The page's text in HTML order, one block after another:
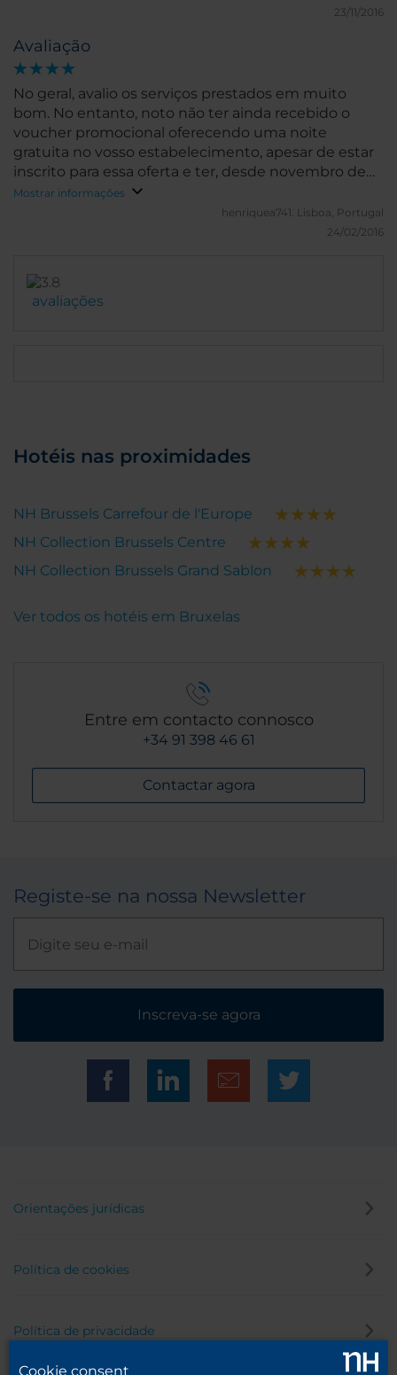
23/11/2016
Avaliação
No geral, avalio os serviços prestados em muito
bom. No entanto, noto não ter ainda recebido o
voucher promocional oferecendo uma noite
gratuita no vosso estabelecimento, apesar de estar
inscrito para essa oferta e ter, desde novembro de
2014, pernoitado no Grand-Place Arenberg em
média, duas vezes por mês. Muito obrigado,
Mostrar informações
henriquea741. Lisboa, Portugal
24/02/2016
avaliações
Hotéis nas proximidades
NH Brussels Carrefour de l'Europe
NH Collection Brussels Centre
NH Collection Brussels Grand Sablon
Ver todos os hotéis em Bruxelas
Entre em contacto connosco
+34 91 398 46 61
Contactar agora
Registe-se na nossa Newsletter
Inscreva-se agora
Orientações jurídicas
Política de cookies
Política de privacidade
Cookie consent